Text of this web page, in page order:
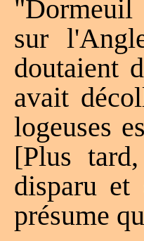
"Dormeuil
sur
doutaient
avait
logeuses
[Plus
disparu
présume